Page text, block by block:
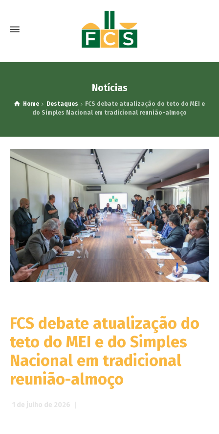
Notícias
Home Destaques
FCS debate atualização do teto do MEI e
do Simples Nacional em tradicional reunião-almoço
FCS debate atualização do
teto do MEI e do Simples
Nacional em tradicional
reunião-almoço
1 de julho de 2026